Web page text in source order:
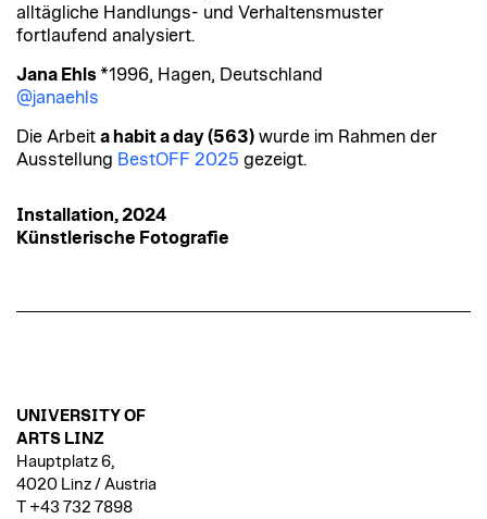
alltägliche Handlungs- und Verhaltensmuster
fortlaufend analysiert.
Jana Ehls*1996, Hagen, Deutschland
@janaehls
Die Arbeit a habit a day (563) wurde im Rahmen der
Ausstellung BestOFF 2025 gezeigt.
Installation, 2024
Künstlerische Fotografie
UNIVERSITY OF
ARTS LINZ
Hauptplatz 6,
4020 Linz / Austria
T +43 732 7898